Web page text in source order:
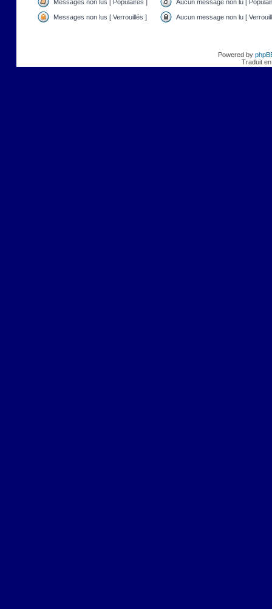
Messages non lus [ Populaires ] Aucun message non lu [
Messages non lus [ Verrouillés ] Aucun message non lu [
Powered by
Traduit